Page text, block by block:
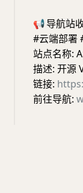
📢导航站
#云端部署
站点名称:
描述: 开源
链接:
前往导航: